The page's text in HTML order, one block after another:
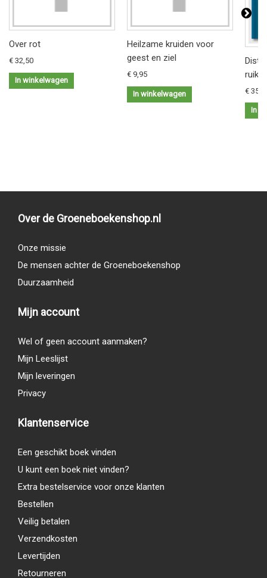
Over rot
€ 32,50
In winkelwagen
Heilzame kruiden voor
geest en ziel
€ 9,95
In winkelwagen €
In
Over de Groeneboekenshop.nl
Onze missie
De mensen achter de Groeneboekenshop
Duurzaamheid
Mijn account
Wel of geen account aanmaken?
Mijn Leeslijst
Mijn leveringen
Privacy
Klantenservice
Een geschikt boek vinden
U kunt een boek niet vinden?
Extra bestelservice voor onze klanten
Bestellen
Veilig betalen
Verzendkosten
Levertijden
Retourneren